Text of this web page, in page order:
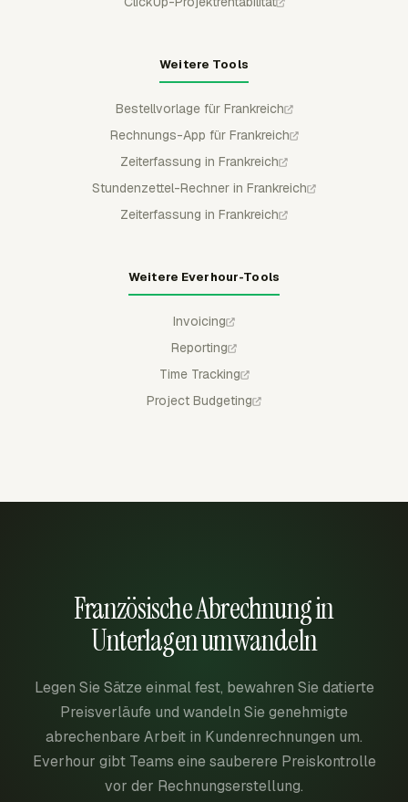
Weitere Tools
Bestellvorlage für Frankreich
Rechnungs-App für Frankreich
Zeiterfassung in Frankreich
Stundenzettel-Rechner in Frankreich
Zeiterfassung in Frankreich
Weitere Everhour-Tools
Invoicing
Reporting
Time Tracking
Project Budgeting
Französische Abrechnung in
Unterlagen umwandeln
Legen Sie Sätze einmal fest, bewahren Sie datierte
Preisverläufe und wandeln Sie genehmigte
abrechenbare Arbeit in Kundenrechnungen um.
Everhour gibt Teams eine sauberere Preiskontrolle
vor der Rechnungserstellung.